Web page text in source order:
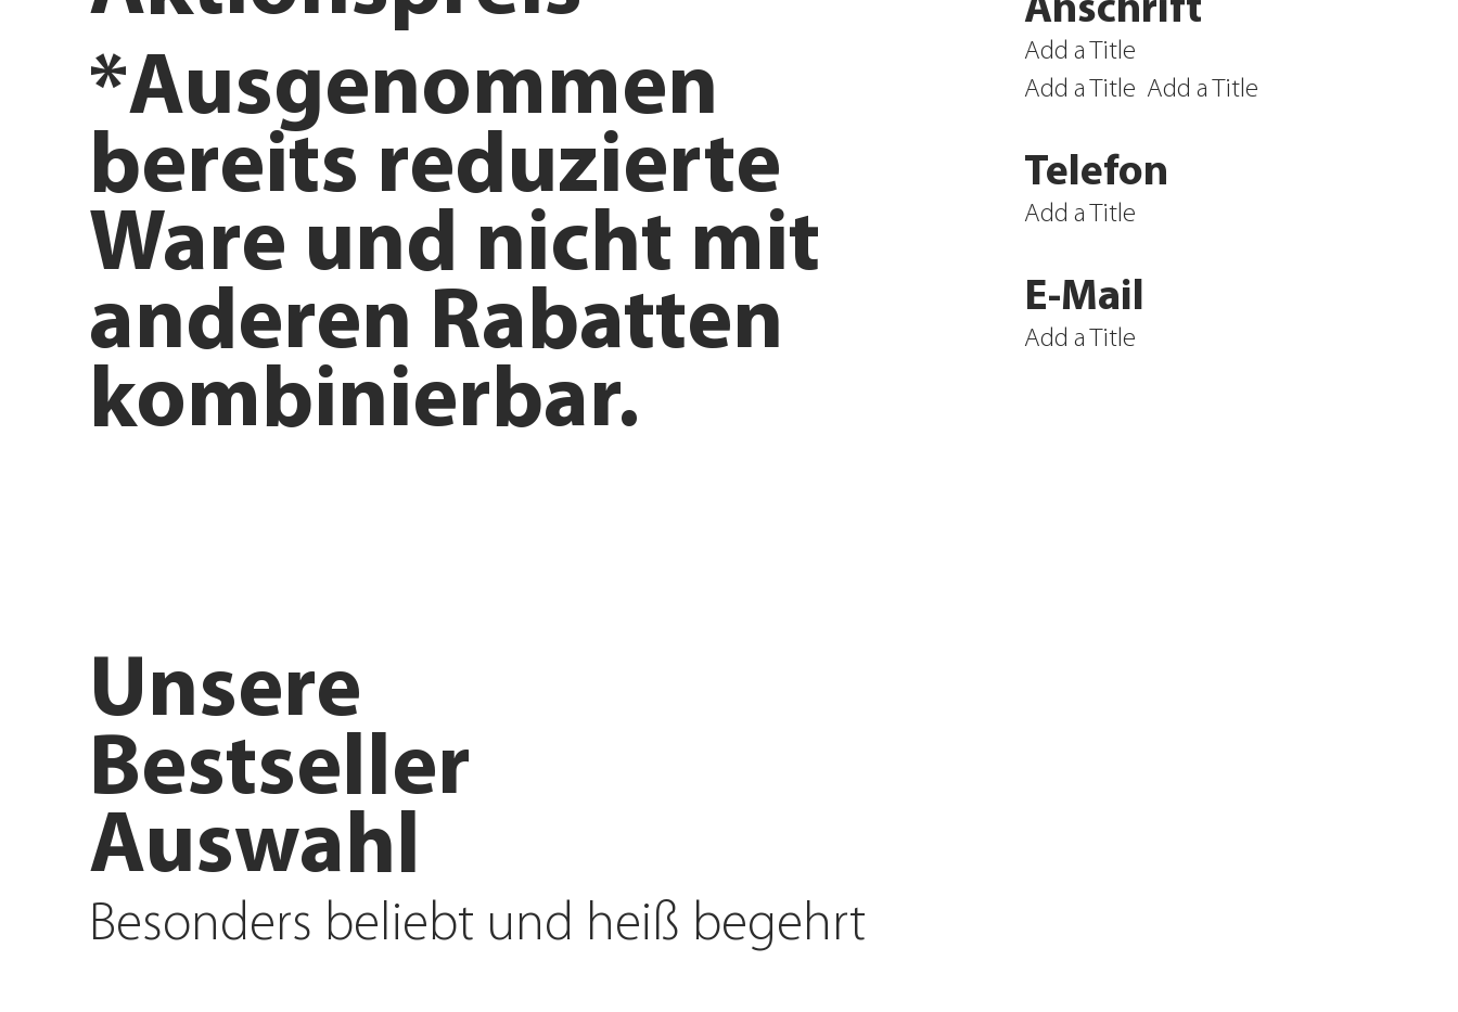
Bestseller
Auswahl
Unsere
Besonders beliebt und heiß begehrt
*Ausgenommen
bereits reduzierte
Ware und nicht mit
anderen Rabatten
kombinierbar.
Add a Title
Telefon
Add a Title
E-Mail
Add a Title
Add a Title
Add a Title
Anschrift